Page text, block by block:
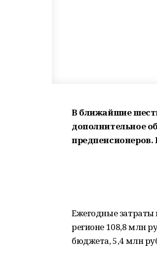
В ближайшие
дополнительное
предпенсионеров.
Ежегодные затраты
регионе 108,8 млн
бюджета, 5,4 млн